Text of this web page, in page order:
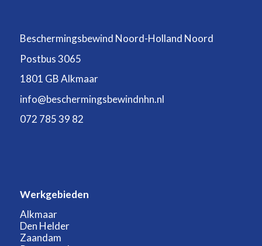
Beschermingsbewind Noord-Holland Noord
Postbus 3065
1801 GB Alkmaar
info@beschermingsbewindnhn.nl
072 785 39 82
Werkgebieden
Alkmaar
Den Helder
Zaandam